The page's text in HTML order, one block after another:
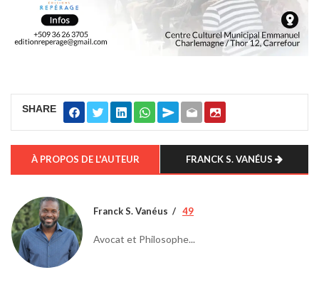
SHARE
À PROPOS DE L'AUTEUR FRANCK S. VANÉUS
Franck S. Vanéus 49
Avocat et Philosophe...